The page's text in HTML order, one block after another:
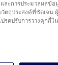
ละการประมวลผลข้
วัตถุประสงค์ที่ชัดเจน
รดปรับการวางคุกกี้ใ